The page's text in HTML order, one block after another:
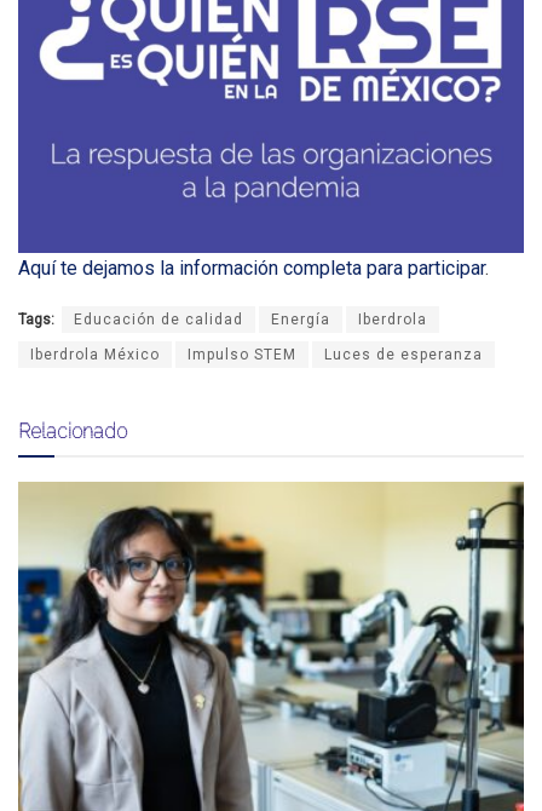
Aquí te dejamos la información completa para participar.
Tags: Educación de calidad Energía Iberdrola
Iberdrola México Impulso STEM Luces de esperanza
Relacionado